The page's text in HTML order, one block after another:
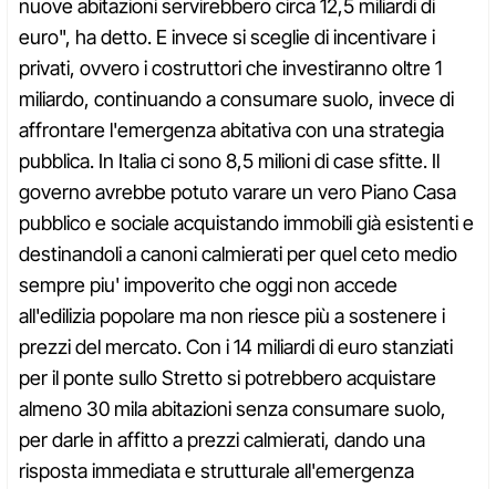
nuove abitazioni servirebbero circa 12,5 miliardi di
euro", ha detto. E invece si sceglie di incentivare i
privati, ovvero i costruttori che investiranno oltre 1
miliardo, continuando a consumare suolo, invece di
affrontare l'emergenza abitativa con una strategia
pubblica. In Italia ci sono 8,5 milioni di case sfitte. Il
governo avrebbe potuto varare un vero Piano Casa
pubblico e sociale acquistando immobili già esistenti e
destinandoli a canoni calmierati per quel ceto medio
sempre piu' impoverito che oggi non accede
all'edilizia popolare ma non riesce più a sostenere i
prezzi del mercato. Con i 14 miliardi di euro stanziati
per il ponte sullo Stretto si potrebbero acquistare
almeno 30 mila abitazioni senza consumare suolo,
per darle in affitto a prezzi calmierati, dando una
risposta immediata e strutturale all'emergenza